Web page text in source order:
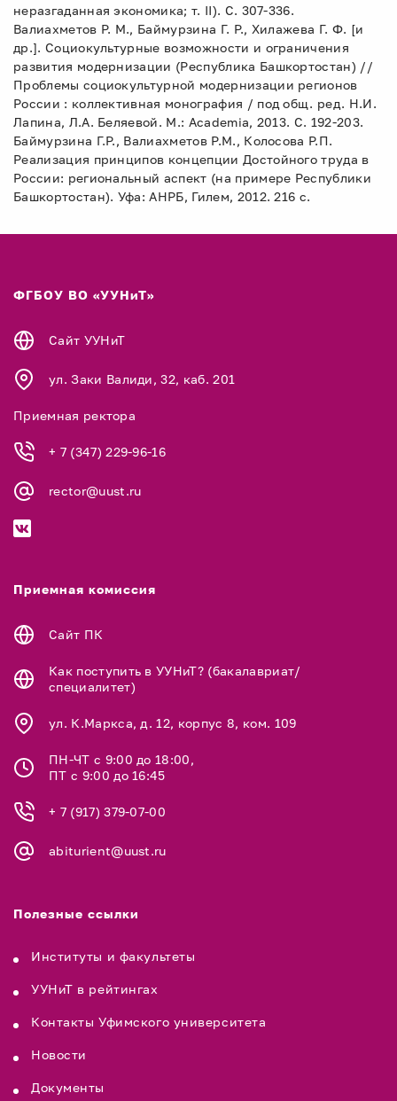
неразгаданная экономика; т. II). C. 307-336.
Валиахметов Р. М., Баймурзина Г. Р., Хилажева Г. Ф. [и
др.]. Социокультурные возможности и ограничения
развития модернизации (Республика Башкортостан) //
Проблемы социокультурной модернизации регионов
России : коллективная монография / под общ. ред. Н.И.
Лапина, Л.А. Беляевой. М.: Academia, 2013. С. 192-203.
Баймурзина Г.Р., Валиахметов P.M., Колосова Р.П.
Реализация принципов концепции Достойного труда в
России: региональный аспект (на примере Республики
Башкортостан). Уфа: АНРБ, Гилем, 2012. 216 с.
ФГБОУ ВО «УУНиТ»
Сайт УУНиТ
ул. Заки Валиди, 32, каб. 201
Приемная ректора
+ 7 (347) 229-96-16
rector@uust.ru
Приемная комиссия
Сайт ПК
Как поступить в УУНиТ? (бакалавриат/
специалитет)
ул. К.Маркса, д. 12, корпус 8, ком. 109
ПН-ЧТ с 9:00 до 18:00,
ПТ с 9:00 до 16:45
+ 7 (917) 379-07-00
abiturient@uust.ru
Полезные ссылки
Институты и факультеты
УУНиТ в рейтингах
Контакты Уфимского университета
Новости
Документы